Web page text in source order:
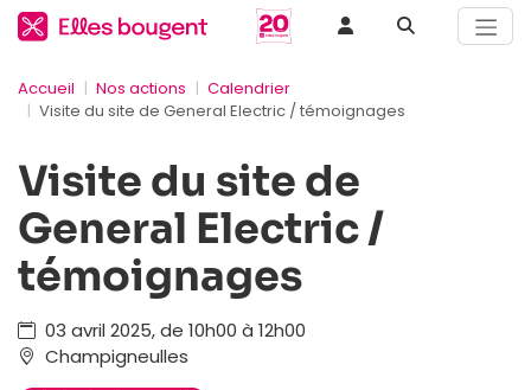
Accueil Nos actions
Calendrier
Visite du site de General Electric / témoignages
Visite du site de
General Electric /
témoignages
03 avril 2025, de 10h00 à 12h00
Champigneulles